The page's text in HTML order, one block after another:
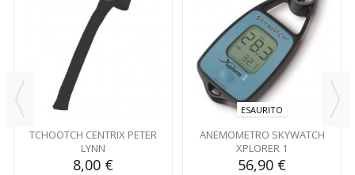
TCHOOTCH CENTRIX PETER
LYNN
8,00 €
ESAURITO
ANEMOMETRO SKYWATCH
XPLORER 1
56,90 €